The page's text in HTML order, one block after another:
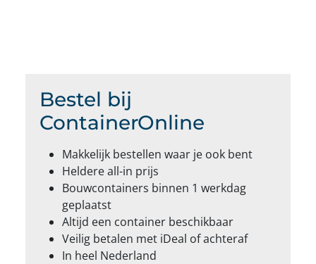
Bestel bij
ContainerOnline
Makkelijk bestellen waar je ook bent
Heldere all-in prijs
Bouwcontainers binnen 1 werkdag
geplaatst
Altijd een container beschikbaar
Veilig betalen met iDeal of achteraf
In heel Nederland